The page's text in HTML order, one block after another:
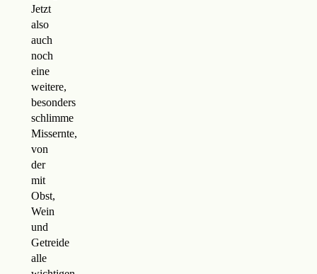
Jetzt
also
auch
noch
eine
weitere,
besonders
schlimme
Missernte,
von
der
mit
Obst,
Wein
und
Getreide
alle